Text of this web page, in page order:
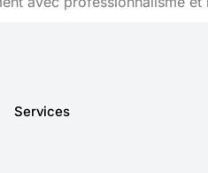
Services